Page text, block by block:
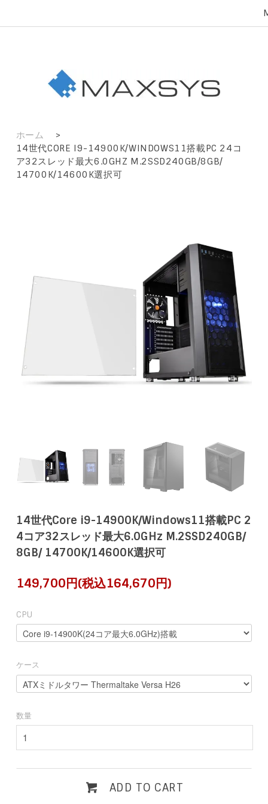
ホーム
>
14世代CORE I9-14900K/WINDOWS11搭載PC 24コ
ア32スレッド最大6.0GHZ M.2SSD240GB/8GB/
14700K/14600K選択可
14世代Core i9-14900K/Windows11搭載PC 2
4コア32スレッド最大6.0GHz M.2SSD240GB/
8GB/ 14700K/14600K選択可
149,700円(税込164,670円)
CPU
ケース
数量
ADD TO CART